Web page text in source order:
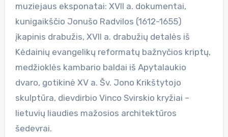
muziejaus eksponatai: XVII a. dokumentai,
kunigaikščio Jonušo Radvilos (1612-1655)
įkapinis drabužis, XVII a. drabužių detalės iš
Kėdainių evangelikų reformatų bažnyčios kriptų,
medžioklės kambario baldai iš Apytalaukio
dvaro, gotikinė XV a. Šv. Jono Krikštytojo
skulptūra, dievdirbio Vinco Svirskio kryžiai –
lietuvių liaudies mažosios architektūros
šedevrai.